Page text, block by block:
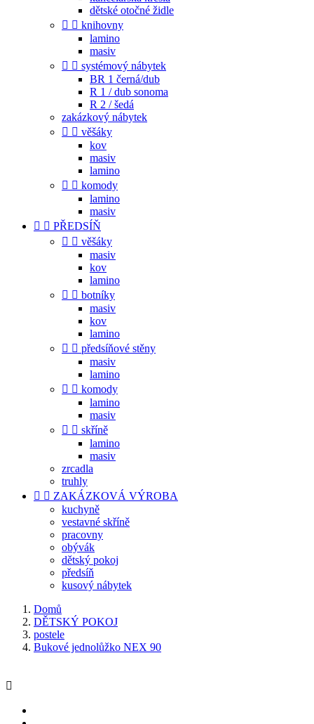
dětské otočné židle
  knihovny
lamino
masiv
  systémový nábytek
BR 1 černá/dub
R 1 / dub sonoma
R 2 / šedá
zakázkový nábytek
  věšáky
kov
masiv
lamino
  komody
lamino
masiv
  PŘEDSÍŇ
  věšáky
masiv
kov
lamino
  botníky
masiv
kov
lamino
  předsíňové stěny
masiv
lamino
  komody
lamino
masiv
  skříně
lamino
masiv
zrcadla
truhly
  ZAKÁZKOVÁ VÝROBA
kuchyně
vestavné skříně
pracovny
obývák
dětský pokoj
předsíň
kusový nábytek
Domů
DĚTSKÝ POKOJ
postele
Bukové jednolůžko NEX 90
